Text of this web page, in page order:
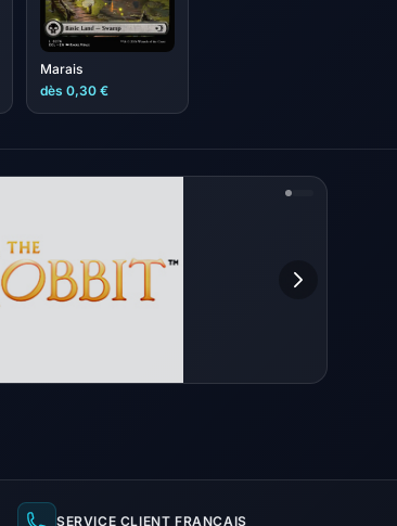
Marais
dès 0,30 €
SERVICE CLIENT FRANÇAIS